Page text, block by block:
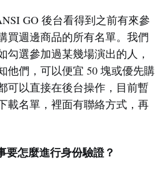
GO 後台看得到之前有來參
買週邊商品的所有名單。我們
勾選參加過某幾場演出的人，
他們，可以便宜 50 塊或優先購
可以直接在後台操作，目前暫
載名單，裡面有聯絡方式，再
怎麼進行身份驗證？